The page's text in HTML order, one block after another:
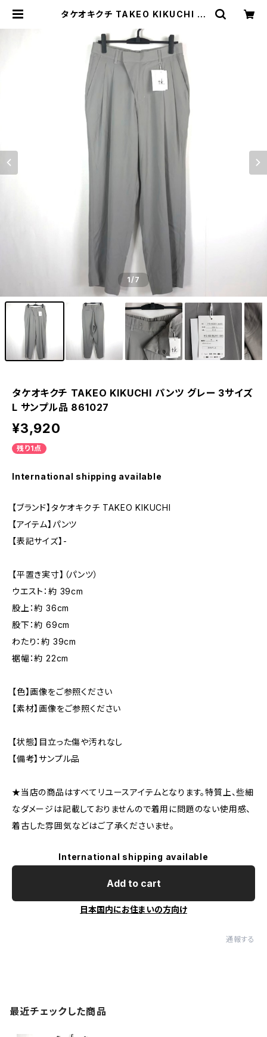
タケオキクチ TAKEO KIKUCHI パ
61027 | Ethical Store
1/7
タケオキクチ TAKEO KIKUCHI パンツ グレー 3サイズ
L サンプル品 861027
¥3,920
残り1点
International shipping available
【ブランド】タケオキクチ TAKEO KIKUCHI
【アイテム】パンツ
【表記サイズ】-
【平置き実寸】（パンツ）
ウエスト：約 39cm
股上：約 36cm
股下：約 69cm
わたり：約 39cm
裾幅：約 22cm
【色】画像をご参照ください
【素材】画像をご参照ください
【状態】目立った傷や汚れなし
【備考】サンプル品
★当店の商品はすべてリユースアイテムとなります。特質上、些細
なダメージは記載しておりませんので着用に問題のない使用感、
着古した雰囲気などはご了承くださいませ。
International shipping available
Add to cart
日本国内にお住まいの方向け
通報する
最近チェックした商品